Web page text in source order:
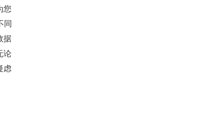
您
同
据
论
虑